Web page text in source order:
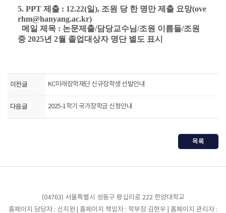
5. PPT 제출 : 12.22(일), 조원 당 한 명만 제출 요망(ove
rhm@hanyang.ac.kr)
메일 제목 : 논문제출/담당교수님/조원 이름들/조원
중 2025년 2월 졸업대상자 명단 별도 표시
이전글 KC미래장학재단 신규장학생 선발안내
다음글 2025-1학기 국가장학금 신청안내
목록
(04763) 서울특별시 성동구 왕십리로 222 한양대학교
홈페이지 담당자 : 신지원 | 홈페이지 책임자 : 학부장 김현우 | 홈페이지 관리자 :